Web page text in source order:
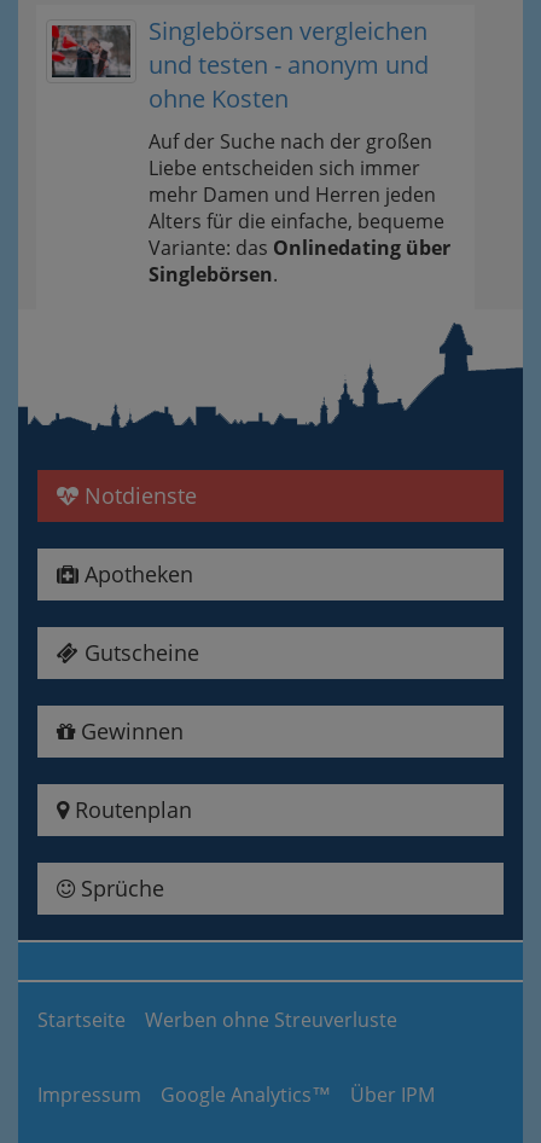
Singlebörsen vergleichen
und testen - anonym und
ohne Kosten
Auf der Suche nach der großen
Liebe entscheiden sich immer
mehr Damen und Herren jeden
Alters für die einfache, bequeme
Variante: das Onlinedating über
Singlebörsen.
Notdienste
Apotheken
Gutscheine
Gewinnen
Routenplan
Sprüche
Startseite Werben ohne Streuverluste
Impressum Google Analytics™ Über IPM